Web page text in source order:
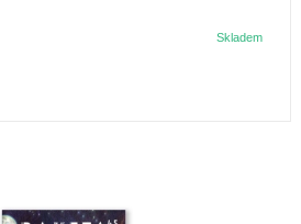
Skladem